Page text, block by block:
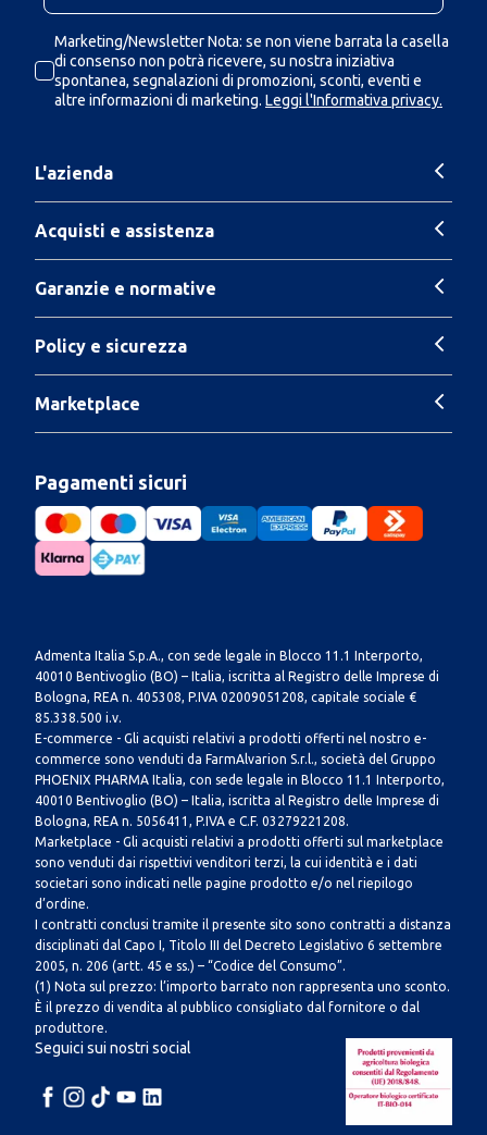
Marketing/Newsletter Nota: se non viene barrata la casella
di consenso non potrà ricevere, su nostra iniziativa
spontanea, segnalazioni di promozioni, sconti, eventi e
altre informazioni di marketing. Leggi l'Informativa privacy.
L'azienda
Acquisti e assistenza
Garanzie e normative
Policy e sicurezza
Marketplace
Pagamenti sicuri
Admenta Italia S.p.A., con sede legale in Blocco 11.1 Interporto,
40010 Bentivoglio (BO) – Italia, iscritta al Registro delle Imprese di
Bologna, REA n. 405308, P.IVA 02009051208, capitale sociale €
85.338.500 i.v.
E-commerce - Gli acquisti relativi a prodotti offerti nel nostro e-
commerce sono venduti da FarmAlvarion S.r.l., società del Gruppo
PHOENIX PHARMA Italia, con sede legale in Blocco 11.1 Interporto,
40010 Bentivoglio (BO) – Italia, iscritta al Registro delle Imprese di
Bologna, REA n. 5056411, P.IVA e C.F. 03279221208.
Marketplace - Gli acquisti relativi a prodotti offerti sul marketplace
sono venduti dai rispettivi venditori terzi, la cui identità e i dati
societari sono indicati nelle pagine prodotto e/o nel riepilogo
d’ordine.
I contratti conclusi tramite il presente sito sono contratti a distanza
disciplinati dal Capo I, Titolo III del Decreto Legislativo 6 settembre
2005, n. 206 (artt. 45 e ss.) – “Codice del Consumo”.
(1) Nota sul prezzo: l’importo barrato non rappresenta uno sconto.
È il prezzo di vendita al pubblico consigliato dal fornitore o dal
produttore.
Seguici sui nostri social